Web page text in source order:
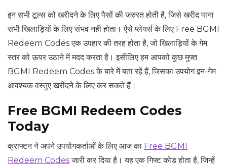
इन सभी टूल्स को खरीदने के लिए पैसों की जरुरत होती है, जिसे खरीद पाना
सभी खिलाड़ियों के लिए संभव नही होता। ऐसे प्लेयर्स के लिए Free BGMI
Redeem Codes एक उपहार की तरह होता है, जो खिलाड़ियों के गेम
स्तर को ऊपर उठाने में मदद करता है। इसीलिए हम आपको कुछ मुफ्त
BGMI Redeem Codes के बारे में बता रहें हैं, जिसका उपयोग इन-गेम
आवश्यक वस्तुएं खरीदने के लिए कर सकते हैं।
Free BGMI Redeem Codes
Today
क्राफ्टन ने अपने उपयोगकर्ताओं के लिए आज का Free BGMI
Redeem Codesजारी कर दिया है। यह एक गिफ्ट कोड होता है, जिन्हें